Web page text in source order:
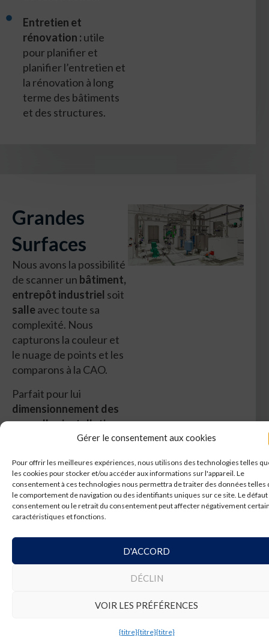
Gérer le consentement aux cookies
Pour offrir les meilleures expériences, nous utilisons des technologies telles
les cookies pour stocker et/ou accéder aux informations sur l'appareil. Le
consentement à ces technologies nous permettra de traiter des données telles
le comportement de navigation ou des identifiants uniques sur ce site. Le défaut
consentement ou le retrait du consentement peut affecter négativement
caractéristiques et fonctions.
D'ACCORD
DÉCLIN
VOIR LES PRÉFÉRENCES
{titre}{titre}{titre}
Entretien et
rénovation : utile
pour planifier et
planifier l’entretien et
la rénovation à long
terme des bâtiments
et des structures.
Grandes
Surfaces
Nous avons la possibilité
de scanner un bâtiment,
entrepôt industriel soit
salleavec toute sa
complexité. Nous
capturons la couleur et
le nuage de points et les
comparons à la CAO.
Parfait pour lui
dimensionnement des
nouvelles installations
dans des entrepôts
de nouvelles machines,
amélioration de
l'aménagement d'une
installation industrielle
effectuer un contrôle
dimensionnel d'un
Il est également utilisé